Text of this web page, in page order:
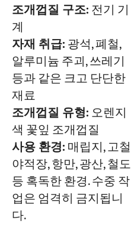
조개껍질 구조:전기 기
계
자재 취급:광석, 폐철,
알루미늄 주괴, 쓰레기
등과 같은 크고 단단한
재료
조개껍질 유형:오렌지
색 꽃잎 조개껍질
사용 환경:매립지, 고철
야적장, 항만, 광산, 철도
등 혹독한 환경. 수중 작
업은 엄격히 금지됩니
다.